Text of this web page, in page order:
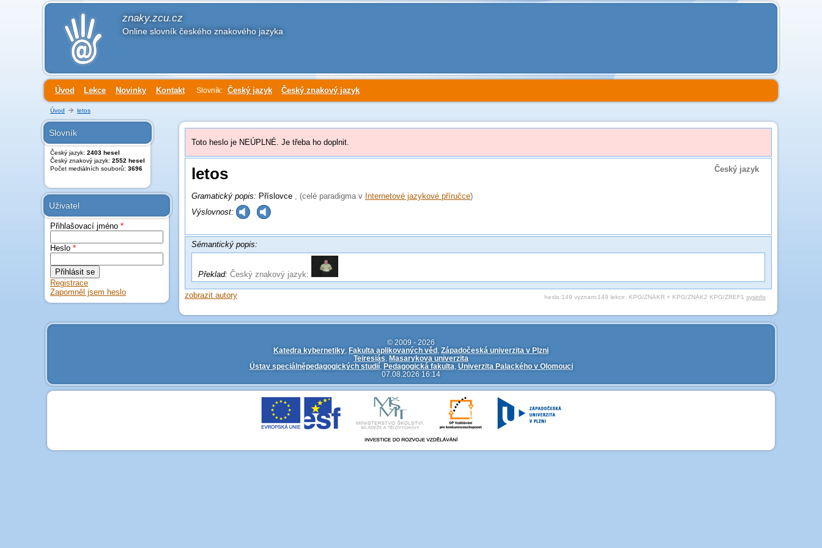
znaky.zcu.cz
Online slovník českého znakového jazyka
Úvod Lekce Novinky Kontakt Slovník: Český jazyk Český znakový jazyk
Úvod letos
Slovník
Český jazyk: 2403 hesel
Český znakový jazyk: 2552 hesel
Počet mediálních souborů: 3696
Uživatel
Přihlašovací jméno *
Heslo *
Registrace
Zapomněl jsem heslo
Toto heslo je NEÚPLNÉ. Je třeba ho doplnit.
Český jazyk
letos
Gramatický popis: Příslovce (celé paradigma v Internetové jazykové příručce)
Výslovnost:
Sémantický popis:
Překlad: Český znakový jazyk:
heslo:149 vyznam:149 lekce: KPG/ZNAKR + KPG/ZNAK2 KPG/ZREF1 sysinfo
zobrazit autory
© 2009 - 2026
Katedra kybernetiky
Fakulta aplikovaných věd
Západočeská univerzita v Plzni
Teiresiás
Masarykova univerzita
Ústav speciálněpedagogických studií, Pedagogická fakulta Univerzita Palackého v Olomouci
07.08.2026 16:14